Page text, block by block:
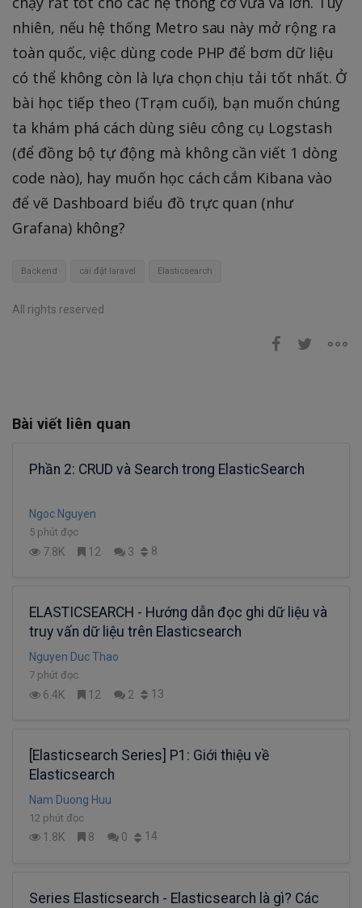
nhiên, nếu hệ thống Metro sau này mở rộng ra
toàn quốc, việc dùng code PHP để bơm dữ liệu
có thể không còn là lựa chọn chịu tải tốt nhất. Ở
bài học tiếp theo (Trạm cuối), bạn muốn chúng
ta khám phá cách dùng siêu công cụ Logstash
(để đồng bộ tự động mà không cần viết 1 dòng
code nào), hay muốn học cách cắm Kibana vào
để vẽ Dashboard biểu đồ trực quan (như
Grafana) không?
Backend cài đặt laravel Elasticsearch
All rights reserved
Bài viết liên quan
Phần 2: CRUD và Search trong ElasticSearch
Ngoc Nguyen
5 phút đọc
7.8K 12 3 8
ELASTICSEARCH - Hướng dẫn đọc ghi dữ liệu và
truy vấn dữ liệu trên Elasticsearch
Nguyen Duc Thao
7 phút đọc
6.4K 12 2 13
[Elasticsearch Series] P1: Giới thiệu về
Elasticsearch
Nam Duong Huu
12 phút đọc
1.8K 8 0 14
Series Elasticsearch - Elasticsearch là gì? Các